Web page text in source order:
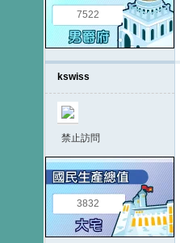
7522
kswiss
禁止訪問
3832